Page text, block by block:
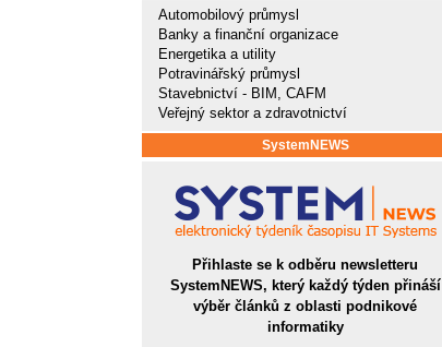
Automobilový průmysl
Banky a finanční organizace
Energetika a utility
Potravinářský průmysl
Stavebnictví - BIM, CAFM
Veřejný sektor a zdravotnictví
SystemNEWS
Přihlaste se k odběru newsletteru
SystemNEWS, který každý týden přináší
výběr článků z oblasti podnikové
informatiky